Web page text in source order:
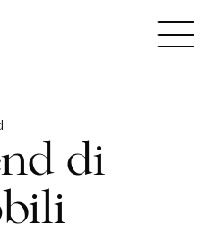
nd di
bili